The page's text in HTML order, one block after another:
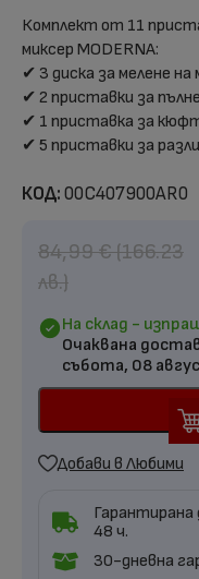
Комплект от 11
миксер MODERNA:
✔ 3 диска за мелене
✔ 2 приставки за
✔ 1 приставка за
✔ 5 приставки за
КОД: 00C407900AR0
84,99€(166.23
лв.)
На склад -
Очаквана
събота, 08
Добави в Любими
48 ч.
30-дневна